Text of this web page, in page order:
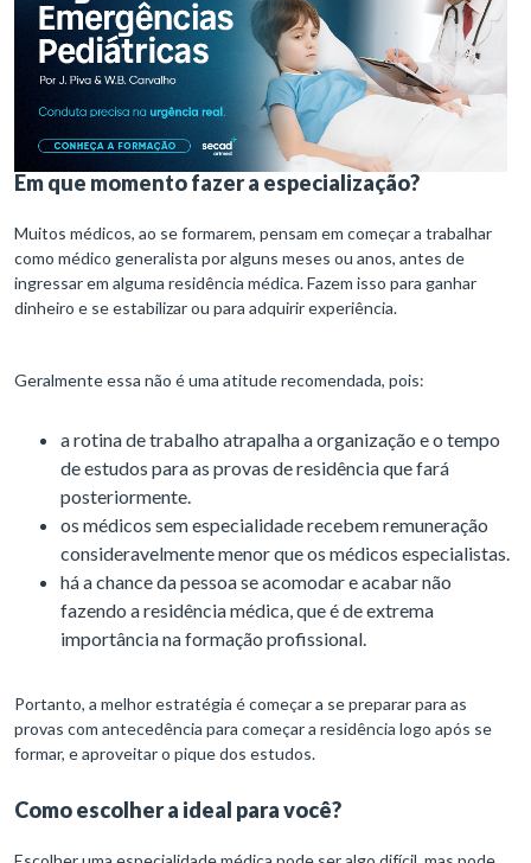
Em que momento fazer a especialização?
Muitos médicos, ao se formarem, pensam em começar a trabalhar
como médico generalista por alguns meses ou anos, antes de
ingressar em alguma residência médica. Fazem isso para ganhar
dinheiro e se estabilizar ou para adquirir experiência.
Geralmente essa não é uma atitude recomendada, pois:
a rotina de trabalho atrapalha a organização e o tempo
de estudos para as provas de residência que fará
posteriormente.
os médicos sem especialidade recebem remuneração
consideravelmente menor que os médicos especialistas.
há a chance da pessoa se acomodar e acabar não
fazendo a residência médica, que é de extrema
importância na formação profissional.
Portanto, a melhor estratégia é começar a se preparar para as
provas com antecedência para começar a residência logo após se
formar, e aproveitar o pique dos estudos.
Como escolher a ideal para você?